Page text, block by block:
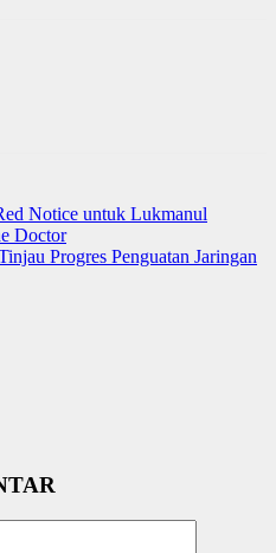
Notice untuk Lukmanul
Doctor
Progres Penguatan Jaringan